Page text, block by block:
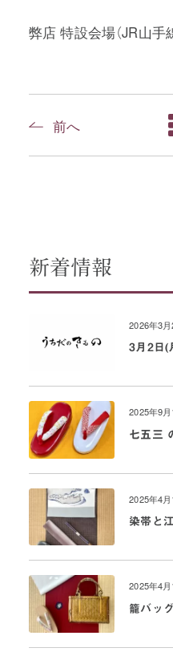
弊店 特設会場（JR山手
前へ
新着情報
2026年3月
3月2日(
2025年9月
七五三
2025年4月
染帯と
2025年4月
籠バッ